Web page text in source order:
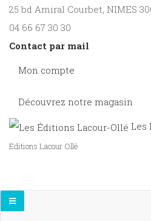
25 bd Amiral Courbet, NIMES
04 66 67 30 30
Contact par mail
Mon compte
Découvrez notre magasin
Les
Editions Lacour Ollé